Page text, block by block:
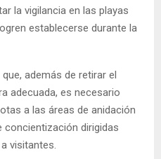
la vigilancia en las playas
establecerse durante la
además de retirar el
adecuada, es necesario
a las áreas de anidación
dirigidas
visitantes.